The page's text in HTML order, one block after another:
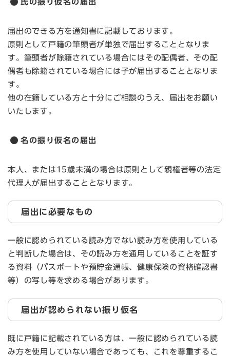
氏の振り仮名の届出
届出のできる方を通知書に記載しております。
原則として戸籍の筆頭者が単独で届出することとなりま
す。筆頭者が除籍されている場合にはその配偶者、その配
偶者も除籍されている場合には子が届出することとなりま
す。
他の在籍している方と十分にご相談のうえ、届出をお願い
いたします。
名の振り仮名の届出
本人、または15歳未満の場合は原則として親権者等の法定
代理人が届出することとなります。
届出に必要なもの
一般に認められている読み方でない読み方を使用している
と判断した場合は、その読み方を通用していることを証す
る資料（パスポートや預貯金通帳、健康保険の資格確認書
等）の写し等を求める場合があります。
届出が認められない振り仮名
既に戸籍に記載されている方は、一般に認められている読
み方を使用していない場合であっても、これを尊重するこ